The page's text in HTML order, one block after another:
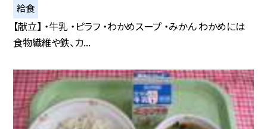
給食
【献立】 ・牛乳 ・ピラフ ・わかめスープ ・みかん わかめには
食物繊維や鉄、カ...